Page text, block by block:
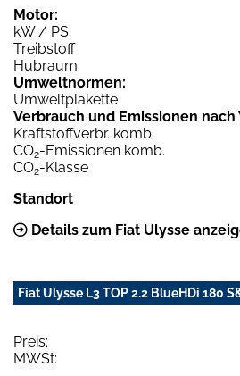
Motor:
kW / PS
Treibstoff
Hubraum
Umweltnormen:
Umweltplakette
Verbrauch und Emissionen nach
Kraftstoffverbr. komb.
CO2-Emissionen komb.
CO2-Klasse
Standort
Details zum Fiat Ulysse
Fiat Ulysse L3 TOP 2.2 BlueHDi 180
Preis:
MWSt: